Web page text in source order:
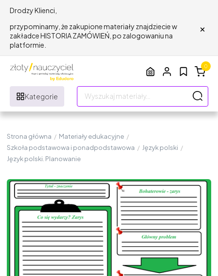
Drodzy Klienci,
przypominamy, że zakupione materiały znajdziecie w
zakładce HISTORIA ZAMÓWIEŃ, po zalogowaniu na
platformie.
×
Kategorie
0
Strona główna / Materiały edukacyjne /
Szkoła podstawowa i ponadpodstawowa / Język polski /
Język polski. Planowanie